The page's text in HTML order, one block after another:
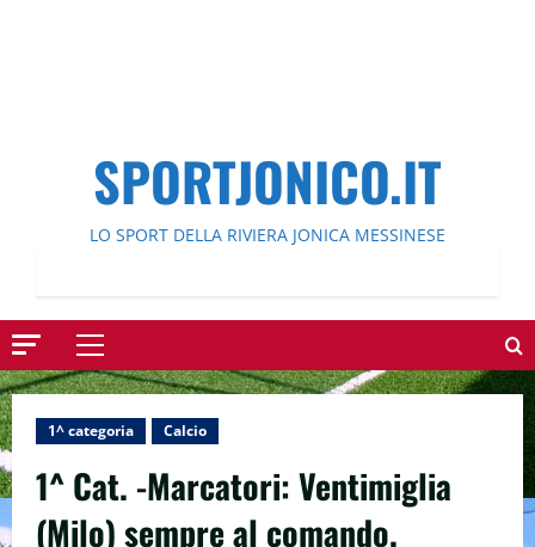
SPORTJONICO.IT
LO SPORT DELLA RIVIERA JONICA MESSINESE
Menu
principale
1^ categoria Calcio
1^ Cat. -Marcatori: Ventimiglia
(Milo) sempre al comando.